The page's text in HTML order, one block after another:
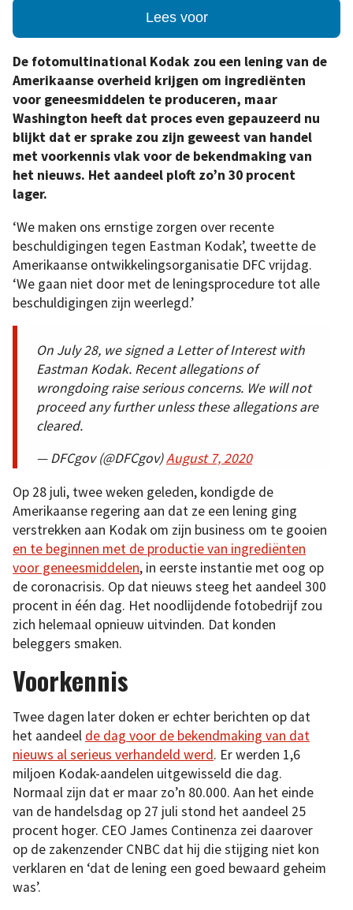
Lees voor
De fotomultinational Kodak zou een lening van de
Amerikaanse overheid krijgen om ingrediënten
voor geneesmiddelen te produceren, maar
Washington heeft dat proces even gepauzeerd nu
blijkt dat er sprake zou zijn geweest van handel
met voorkennis vlak voor de bekendmaking van
het nieuws. Het aandeel ploft zo’n 30 procent
lager.
‘We maken ons ernstige zorgen over recente
beschuldigingen tegen Eastman Kodak’, tweette de
Amerikaanse ontwikkelingsorganisatie DFC vrijdag.
‘We gaan niet door met de leningsprocedure tot alle
beschuldigingen zijn weerlegd.’
On July 28, we signed a Letter of Interest with
Eastman Kodak. Recent allegations of
wrongdoing raise serious concerns. We will not
proceed any further unless these allegations are
cleared.
— DFCgov (@DFCgov)August 7, 2020
Op 28 juli, twee weken geleden, kondigde de
Amerikaanse regering aan dat ze een lening ging
verstrekken aan Kodak om zijn business om te gooien
en te beginnen met de productie van ingrediënten
voor geneesmiddelen, in eerste instantie met oog op
de coronacrisis. Op dat nieuws steeg het aandeel 300
procent in één dag. Het noodlijdende fotobedrijf zou
zich helemaal opnieuw uitvinden. Dat konden
beleggers smaken.
Voorkennis
Twee dagen later doken er echter berichten op dat
het aandeel de dag voor de bekendmaking van dat
nieuws al serieus verhandeld werd. Er werden 1,6
miljoen Kodak-aandelen uitgewisseld die dag.
Normaal zijn dat er maar zo’n 80.000. Aan het einde
van de handelsdag op 27 juli stond het aandeel 25
procent hoger. CEO James Continenza zei daarover
op de zakenzender CNBC dat hij die stijging niet kon
verklaren en ‘dat de lening een goed bewaard geheim
was’.